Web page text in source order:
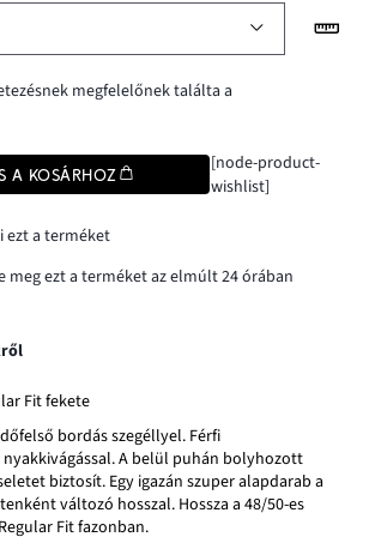
megfelelőnek találta a
A KOSÁRHOZ
[node-product-
wishlist]
ezt a terméket
meg ezt a terméket az elmúlt 24 órában
Fit fekete
bordás szegéllyel. Férfi
A belül puhán bolyhozott
biztosít. Egy igazán szuper alapdarab a
változó hosszal. Hossza a 48/50-es
Fit fazonban.